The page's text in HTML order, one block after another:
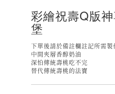
彩繪祝壽Q版
堡
下單後請於備註欄註記所需製
中間夾層香醇奶油
深怕傳統壽桃吃不完
替代傳統壽桃的法寶